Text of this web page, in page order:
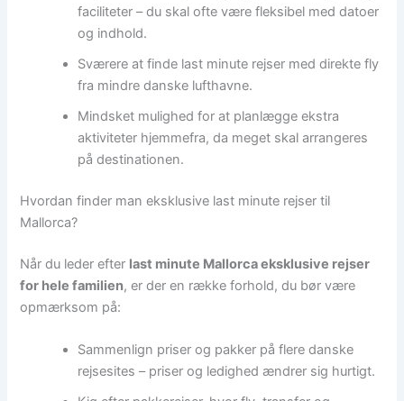
faciliteter – du skal ofte være fleksibel med datoer
og indhold.
Sværere at finde last minute rejser med direkte fly
fra mindre danske lufthavne.
Mindsket mulighed for at planlægge ekstra
aktiviteter hjemmefra, da meget skal arrangeres
på destinationen.
Hvordan finder man eksklusive last minute rejser til
Mallorca?
Når du leder efter last minute Mallorca eksklusive rejser
for hele familien, er der en række forhold, du bør være
opmærksom på:
Sammenlign priser og pakker på flere danske
rejsesites – priser og ledighed ændrer sig hurtigt.